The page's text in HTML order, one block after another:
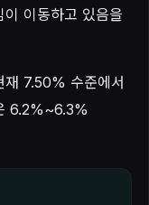
이동하고 있음을
재 7.50% 수준에서
6.2%~6.3%